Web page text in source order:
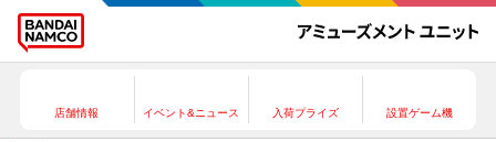
店舗情報 イベント&ニュース 入荷プライズ 設置ゲーム機